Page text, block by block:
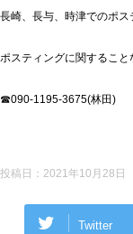
長崎、長与、時津でのポス
ポスティングに関すること
☎090-1195-3675(林田)
投稿日： 2021年10月28日
Twitter